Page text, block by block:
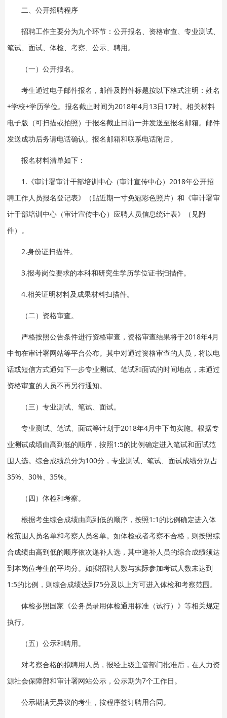
二、公开招聘程序
招聘工作主要分为九个环节：公开报名、资格审查、专业测试、
笔试、面试、体检、考察、公示、聘用。
（一）公开报名。
考生通过电子邮件报名，邮件及附件标题按以下格式注明：姓名
+学校+学历学位。报名截止时间为2018年4月13日17时。相关材料
电子版（可扫描或拍照）于报名截止日前一并发送至报名邮箱。邮件
发送成功后务请电话确认。报名邮箱和联系电话附后。
报名材料清单如下：
1.《审计署审计干部培训中心（审计宣传中心）2018年公开招
聘工作人员报名登记表》（贴近期一寸免冠彩色照片）和《审计署审
计干部培训中心（审计宣传中心）应聘人员信息统计表》（见附
件）。
2.身份证扫描件。
3.报考岗位要求的本科和研究生学历学位证书扫描件。
4.相关证明材料及成果材料扫描件。
（二）资格审查。
严格按照公告条件进行资格审查，资格审查结果将于2018年4月
中旬在审计署网站等平台公布。其中对通过资格审查的人员，将以电
话或短信方式通知下一步专业测试、笔试和面试的时间地点，未通过
资格审查的人员不再另行通知。
（三）专业测试、笔试、面试。
专业测试、笔试、面试等计划于2018年4月中下旬实施。根据专
业测试成绩由高到低的顺序，按照1:5的比例确定进入笔试和面试范
围人选。综合成绩总分为100分，专业测试、笔试、面试成绩分别占
35%、30%、35%。
（四）体检和考察。
根据考生综合成绩由高到低的顺序，按照1:1的比例确定进入体
检范围人员名单和考察人员名单。如体检或者考察不合格，则按照综
合成绩由高到低的顺序依次递补人选，其中递补人员的综合成绩须达
到本岗位考生的平均分。如拟招聘人数与实际参加考试人数未达到
1:5的比例，则综合成绩达到75分及以上方可进入体检和考察范围。
体检参照国家《公务员录用体检通用标准（试行）》等相关规定
执行。
（五）公示和聘用。
对考察合格的拟聘用人员，报经上级主管部门批准后，在人力资
源社会保障部和审计署网站公示，公示期为7个工作日。
公示期满无异议的考生，按程序签订聘用合同。